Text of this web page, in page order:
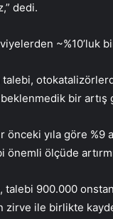
dedi.
~%10’luk
beklenmedik bir
yıla göre %9
ölçüde
900.000
zirve ile birlikte